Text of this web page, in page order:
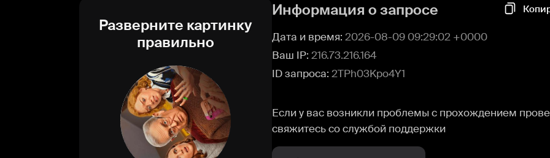
Разверните картинку
правильно
Информация о запросе
Дата и время: 2026-08-09 09:29:02 +0000
Ваш IP: 216.73.216.164
ID запроса: 2TPh03Kpo4Y1
Если у вас возникли проблемы с прохождением
свяжитесь со службой поддержки